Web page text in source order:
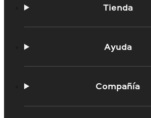
Tienda
Productos para MacAyuda
Portal de aprendizajeCompañía